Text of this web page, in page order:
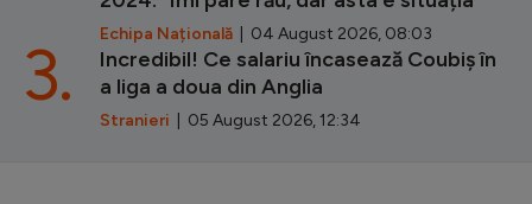
Echipa Națională | 04 August 2026, 08:03
Incredibil! Ce salariu încasează Coubiș în
a liga a doua din Anglia
Stranieri | 05 August 2026, 12:34
3.